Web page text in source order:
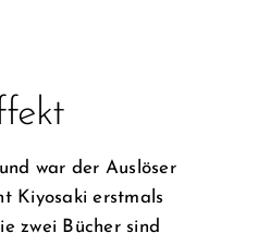
war der Auslöser
Kiyosaki erstmals
zwei Bücher sind